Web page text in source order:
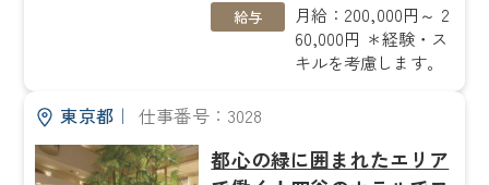
給与
月給：200,000円～ 2
60,000円 ＊経験・ス
キルを考慮します。
東京都｜ 仕事番号：3028
都心の緑に囲まれたエリア